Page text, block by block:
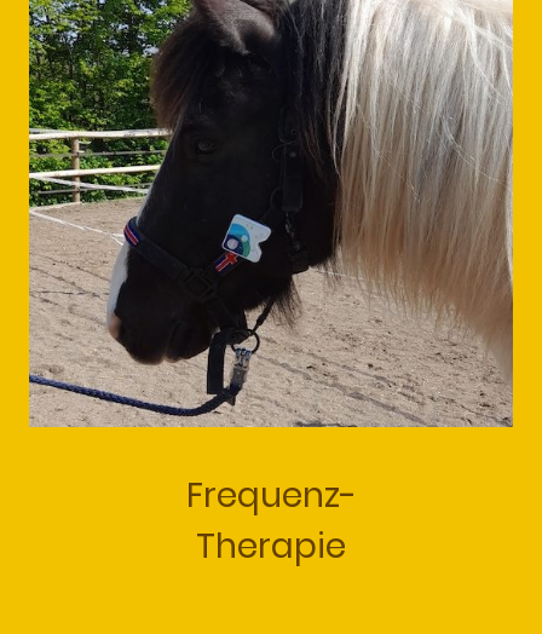
Frequenz-
Therapie